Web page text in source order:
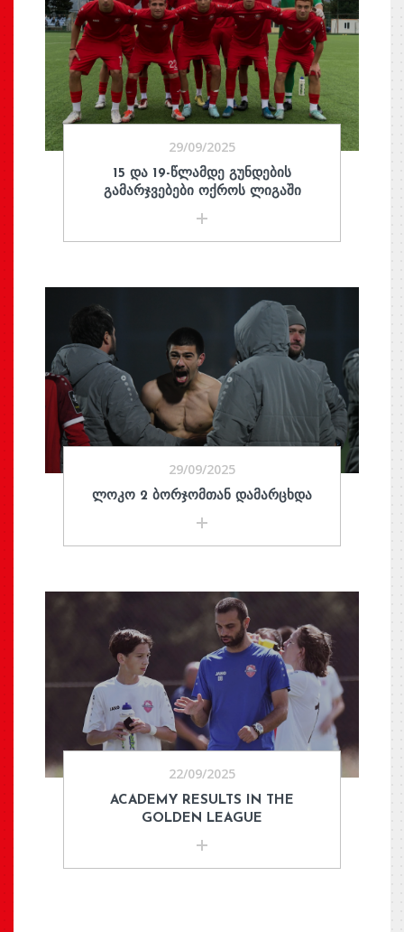
29/09/2025
15 ᲓᲐ 19-ᲬᲚᲐᲛᲓᲔ ᲒᲣᲜᲓᲔᲑᲘᲡ
ᲒᲐᲛᲐᲠᲯᲕᲔᲑᲔᲑᲘ ᲝᲥᲠᲝᲡ ᲚᲘᲒᲐᲨᲘ
29/09/2025
ᲚᲝᲙᲝ 2 ᲑᲝᲠᲯᲝᲛᲗᲐᲜ ᲓᲐᲛᲐᲠᲪᲮᲓᲐ
22/09/2025
ACADEMY RESULTS IN THE
GOLDEN LEAGUE